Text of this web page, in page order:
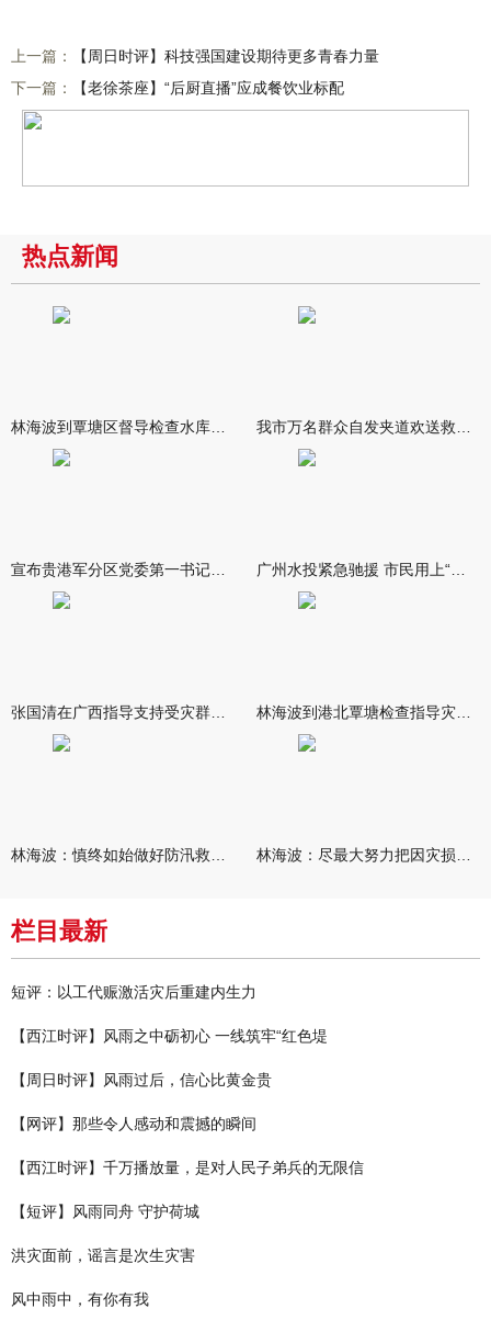
上一篇：
【周日时评】科技强国建设期待更多青春力量
下一篇：
【老徐茶座】“后厨直播”应成餐饮业标配
热点新闻
栏目最新
短评：以工代赈激活灾后重建内生力
【西江时评】风雨之中砺初心 一线筑牢“红色堤
【周日时评】风雨过后，信心比黄金贵
【网评】那些令人感动和震撼的瞬间
【西江时评】千万播放量，是对人民子弟兵的无限信
【短评】风雨同舟 守护荷城
洪灾面前，谣言是次生灾害
风中雨中，有你有我